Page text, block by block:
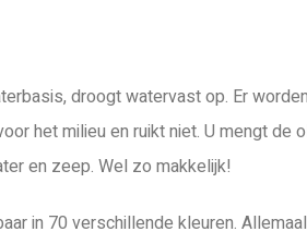
droogt watervast op. Er
het milieu en ruikt niet. U mengt de
en zeep. Wel zo makkelijk!
in 70 verschillende kleuren.